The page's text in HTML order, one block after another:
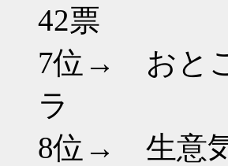
42票
7位→ おと
ラ
8位→ 生意